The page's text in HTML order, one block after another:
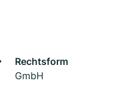
Rechtsform
GmbH